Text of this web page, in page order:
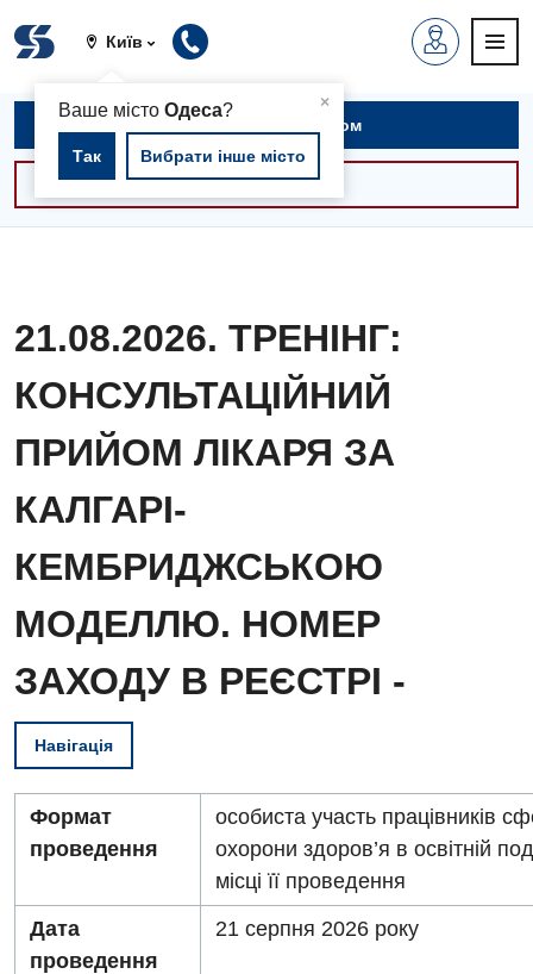
Київ
×
Ваше містоОдеса?
Так Вибрати інше місто
Вакансії
Заходи БПР
Інтернатура
Енциклопедія
Програма лояльності
Відгуки
Діагностика
Діагностичне відділення
Ендоскопічне відділення
Рентгенографія
Записатися на прийом
Консультації -30%
21.08.2026. ТРЕНІНГ:
КОНСУЛЬТАЦІЙНИЙ
ПРИЙОМ ЛІКАРЯ ЗА
КАЛГАРІ-
КЕМБРИДЖСЬКОЮ
МОДЕЛЛЮ. НОМЕР
ЗАХОДУ В РЕЄСТРІ -
Навігація
Формат
проведення
особиста участь працівників
охорони здоров’я в освітній
місці її проведення
Дата
проведення
21 серпня 2026 року